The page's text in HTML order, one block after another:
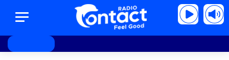
mots qui résonnent Jenifer - Des mots